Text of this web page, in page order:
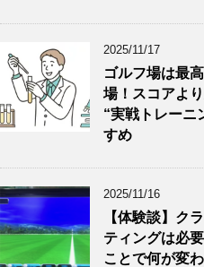
2025/11/17
ゴルフ場は最
場！スコアよ
“実戦トレーニ
すめ
2025/11/16
【体験談】ク
ティングは必
ことで何が変